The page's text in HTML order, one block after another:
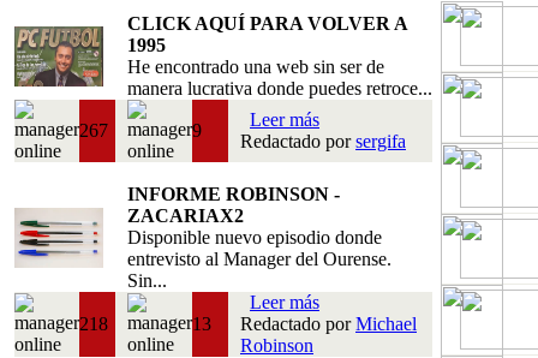
CLICK AQUÍ PARA VOLVER A
1995
He encontrado una web sin ser de
manera lucrativa donde puedes retroce...
267 9
Leer más
Redactado porsergifa
INFORME ROBINSON -
ZACARIAX2
Disponible nuevo episodio donde
entrevisto al Manager del Ourense.
Sin...
218 13
Leer más
Redactado porMichael
Robinson